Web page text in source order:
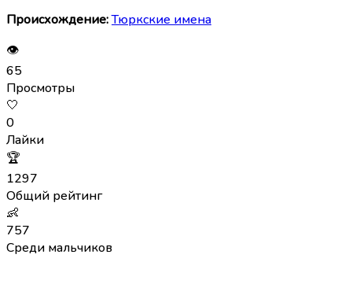
Происхождение:Тюркские имена
👁
65
Просмотры
🤍
0
Лайки
🏆
1297
Общий рейтинг
👶
757
Среди мальчиков